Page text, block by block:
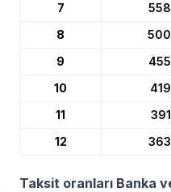
7
8
9
10
11
12
Taksit oranları Banka